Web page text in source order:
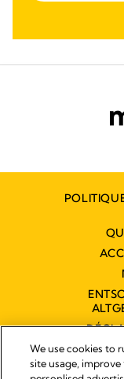
We use cookies to
site usage,